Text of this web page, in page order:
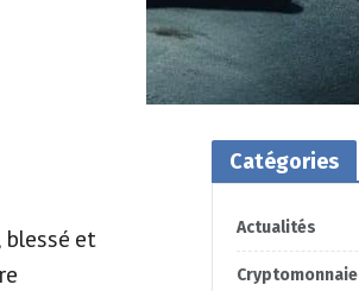
et
Catégories
Actualités
Cryptomonnaie